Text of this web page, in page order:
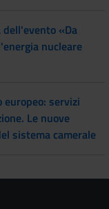
«Da
nucleare
servizi
Le nuove
sistema camerale